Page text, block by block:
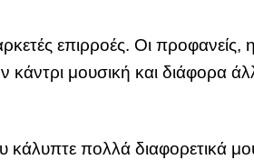
επιρροές. Οι
μουσική και διάφορα
πολλά διαφορετικά